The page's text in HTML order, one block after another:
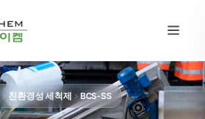
친환경성 세척제 BCS-SS